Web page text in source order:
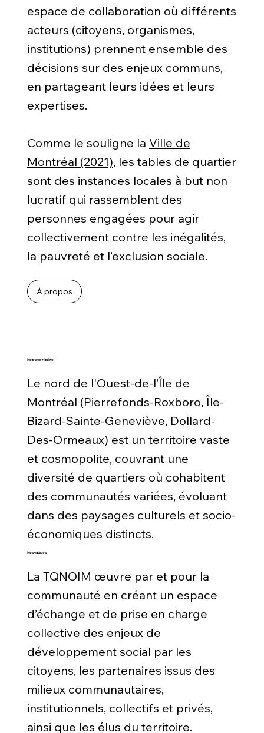
espace de collaboration où différents
acteurs (citoyens, organismes,
institutions) prennent ensemble des
décisions sur des enjeux communs,
en partageant leurs idées et leurs
expertises.
Comme le souligne la Ville de
Montréal (2021), les tables de quartier
sont des instances locales à but non
lucratif qui rassemblent des
personnes engagées pour agir
collectivement contre les inégalités,
la pauvreté et l’exclusion sociale.
À propos
Notre territoire
Le nord de l'Ouest-de-l’Île de
Montréal (Pierrefonds-Roxboro, Île-
Bizard-Sainte-Geneviève, Dollard-
Des-Ormeaux) est un territoire vaste
et cosmopolite, couvrant une
diversité de quartiers où cohabitent
des communautés variées, évoluant
dans des paysages culturels et socio-
économiques distincts.
Nos valeurs
La TQNOIM œuvre par et pour la
communauté en créant un espace
d’échange et de prise en charge
collective des enjeux de
développement social par les
citoyens, les partenaires issus des
milieux communautaires,
institutionnels, collectifs et privés,
ainsi que les élus du territoire.